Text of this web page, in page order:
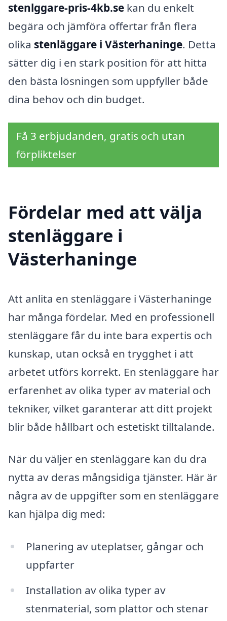
stenlggare-pris-4kb.se kan du enkelt
begära och jämföra offertar från flera
olika stenläggare i Västerhaninge. Detta
sätter dig i en stark position för att hitta
den bästa lösningen som uppfyller både
dina behov och din budget.
Få 3 erbjudanden, gratis och utan
förpliktelser
Fördelar med att välja
stenläggare i
Västerhaninge
Att anlita en stenläggare i Västerhaninge
har många fördelar. Med en professionell
stenläggare får du inte bara expertis och
kunskap, utan också en trygghet i att
arbetet utförs korrekt. En stenläggare har
erfarenhet av olika typer av material och
tekniker, vilket garanterar att ditt projekt
blir både hållbart och estetiskt tilltalande.
När du väljer en stenläggare kan du dra
nytta av deras mångsidiga tjänster. Här är
några av de uppgifter som en stenläggare
kan hjälpa dig med:
Planering av uteplatser, gångar och
uppfarter
Installation av olika typer av
stenmaterial, som plattor och stenar